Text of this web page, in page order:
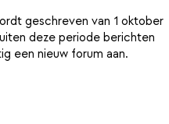
geschreven van 1 oktober
deze periode berichten
een nieuw forum aan.